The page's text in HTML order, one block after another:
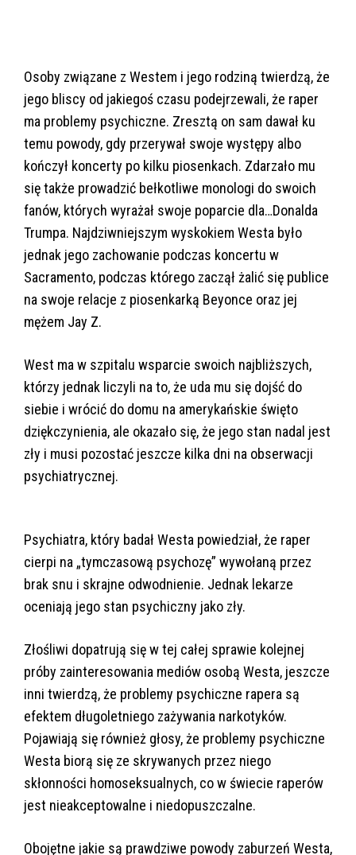
Osoby związane z Westem i jego rodziną twierdzą, że
jego bliscy od jakiegoś czasu podejrzewali, że raper
ma problemy psychiczne. Zresztą on sam dawał ku
temu powody, gdy przerywał swoje występy albo
kończył koncerty po kilku piosenkach. Zdarzało mu
się także prowadzić bełkotliwe monologi do swoich
fanów, których wyrażał swoje poparcie dla…Donalda
Trumpa. Najdziwniejszym wyskokiem Westa było
jednak jego zachowanie podczas koncertu w
Sacramento, podczas którego zaczął żalić się publice
na swoje relacje z piosenkarką Beyonce oraz jej
mężem Jay Z.
West ma w szpitalu wsparcie swoich najbliższych,
którzy jednak liczyli na to, że uda mu się dojść do
siebie i wrócić do domu na amerykańskie święto
dziękczynienia, ale okazało się, że jego stan nadal jest
zły i musi pozostać jeszcze kilka dni na obserwacji
psychiatrycznej.
Psychiatra, który badał Westa powiedział, że raper
cierpi na „tymczasową psychozę” wywołaną przez
brak snu i skrajne odwodnienie. Jednak lekarze
oceniają jego stan psychiczny jako zły.
Złośliwi dopatrują się w tej całej sprawie kolejnej
próby zainteresowania mediów osobą Westa, jeszcze
inni twierdzą, że problemy psychiczne rapera są
efektem długoletniego zażywania narkotyków.
Pojawiają się również głosy, że problemy psychiczne
Westa biorą się ze skrywanych przez niego
skłonności homoseksualnych, co w świecie raperów
jest nieakceptowalne i niedopuszczalne.
Obojętne jakie są prawdziwe powody zaburzeń Westa,